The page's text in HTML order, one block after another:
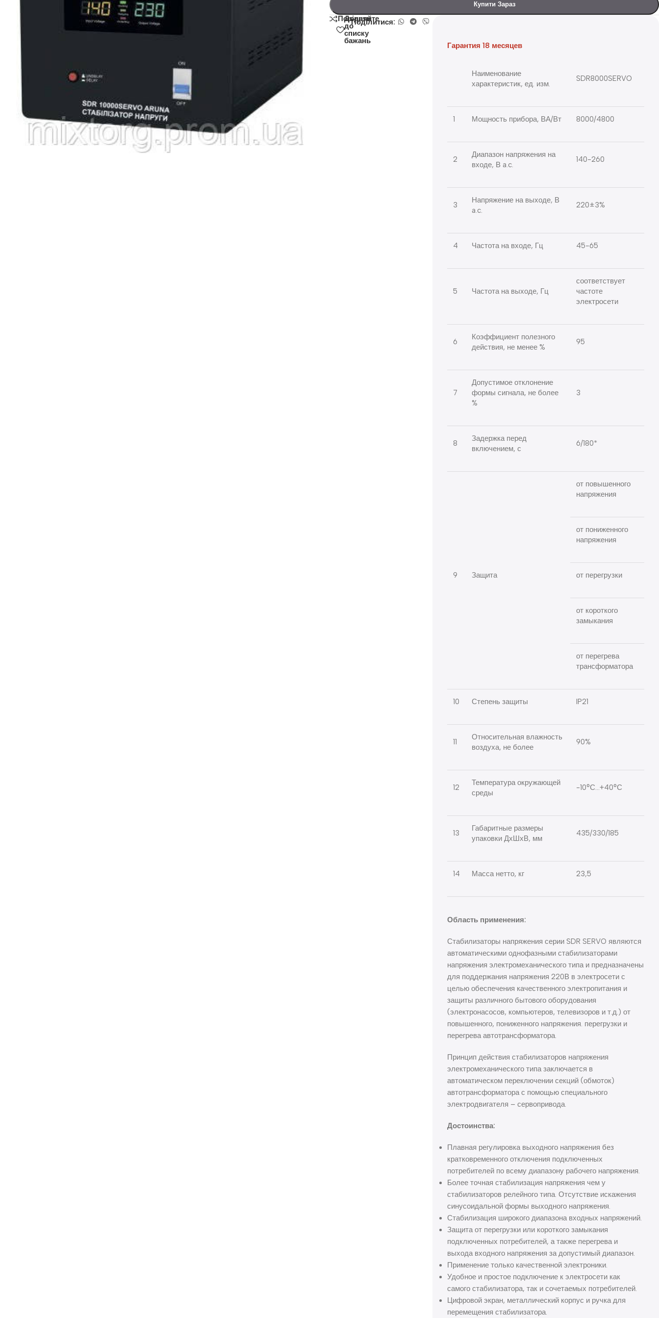
Купити Зараз
Порівняйте
Додати
до
списку
бажань
Поділитися:
Гарантия 18 месяцев
Наименование
характеристик, ед. изм.
SDR8000SERVO
1 Мощность прибора, ВА/Вт 8000/4800
2
Диапазон напряжения на
входе, В a.c.
140-260
3
Напряжение на выходе, В
a.c.
220±3%
4 Частота на входе, Гц 45-65
5 Частота на выходе, Гц
соответствует
частоте
электросети
6
Коэффициент полезного
действия, не менее %
95
7
Допустимое отклонение
формы сигнала, не более
%
3
8
Задержка перед
включением, с
6/180*
9 Защита
от повышенного
напряжения
от пониженного
напряжения
от перегрузки
от короткого
замыкания
от перегрева
трансформатора
10 Степень защиты IP21
11
Относительная влажность
воздуха, не более
90%
12
Температура окружающей
среды
-10°С…+40°С
13
Габаритные размеры
упаковки ДхШхВ, мм
435/330/185
14 Масса нетто, кг 23,5
Область применения:
Стабилизаторы напряжения серии SDR SERVO являются
автоматическими однофазными стабилизаторами
напряжения электромеханического типа и предназначены
для поддержания напряжения 220В в электросети с
целью обеспечения качественного электропитания и
защиты различного бытового оборудования
(электронасосов, компьютеров, телевизоров и т.д.) от
повышенного, пониженного напряжения. перегрузки и
перегрева автотрансформатора.
Принцип действия стабилизаторов напряжения
электромеханического типа заключается в
автоматическом переключении секций (обмоток)
автотрансформатора с помощью специального
электродвигателя – сервопривода.
Достоинства:
Плавная регулировка выходного напряжения без
кратковременного отключения подключенных
потребителей по всему диапазону рабочего напряжения.
Более точная стабилизация напряжения чем у
стабилизаторов релейного типа. Отсутствие искажения
синусоидальной формы выходного напряжения.
Стабилизация широкого диапазона входных напряжений.
Защита от перегрузки или короткого замыкания
подключенных потребителей, а также перегрева и
выхода входного напряжения за допустимый диапазон.
Применение только качественной электроники.
Удобное и простое подключение к электросети как
самого стабилизатора, так и сочетаемых потребителей.
Цифровой экран, металлический корпус и ручка для
перемещения стабилизатора.